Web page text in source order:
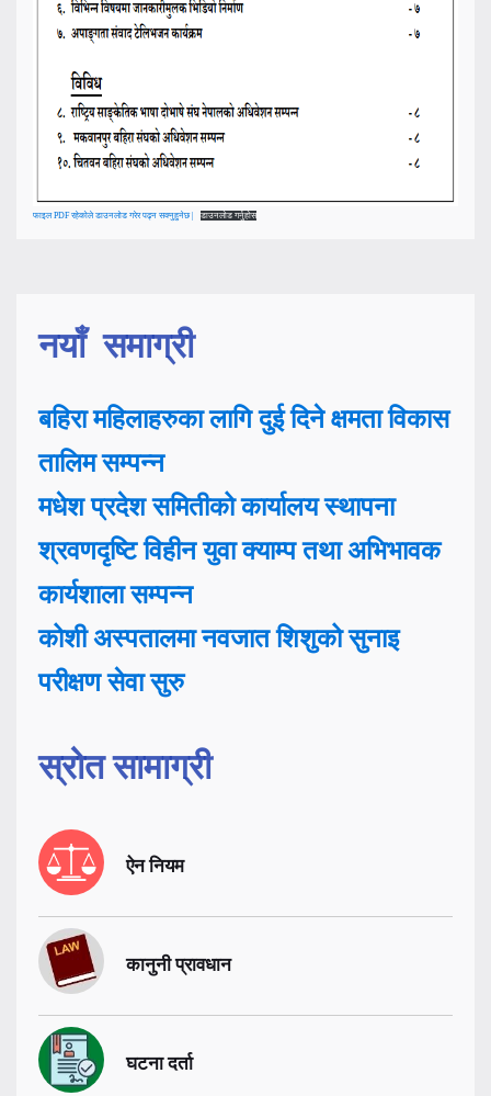
फाइल PDF रहेकोले डाउनलोड गरेर पढ्न सक्नुहुनेछ | डाउनलोड गर्नुहोस्
नयाँ समाग्री
बहिरा महिलाहरुका लागि दुई दिने क्षमता विकास
तालिम सम्पन्न
मधेश प्रदेश समितीको कार्यालय स्थापना
श्रवणदृष्टि विहीन युवा क्याम्प तथा अभिभावक
कार्यशाला सम्पन्न
कोशी अस्पतालमा नवजात शिशुको सुनाइ
परीक्षण सेवा सुरु
स्रोत सामाग्री
ऐन नियम
कानुनी प्रावधान
घटना दर्ता